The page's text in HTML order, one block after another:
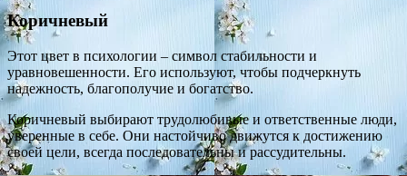
Коричневый
Этот цвет в психологии – символ стабильности и
уравновешенности. Его используют, чтобы подчеркнуть
надежность, благополучие и богатство.
Коричневый выбирают трудолюбивые и ответственные люди,
уверенные в себе. Они настойчиво движутся к достижению
своей цели, всегда последовательны и рассудительны.